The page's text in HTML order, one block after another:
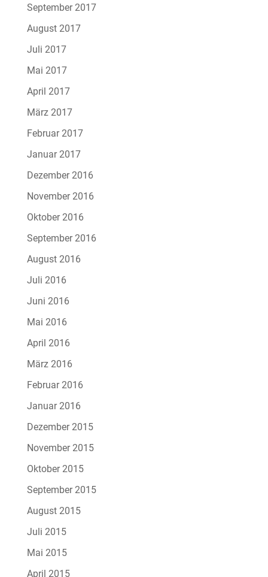
September 2017
August 2017
Juli 2017
Mai 2017
April 2017
März 2017
Februar 2017
Januar 2017
Dezember 2016
November 2016
Oktober 2016
September 2016
August 2016
Juli 2016
Juni 2016
Mai 2016
April 2016
März 2016
Februar 2016
Januar 2016
Dezember 2015
November 2015
Oktober 2015
September 2015
August 2015
Juli 2015
Mai 2015
April 2015